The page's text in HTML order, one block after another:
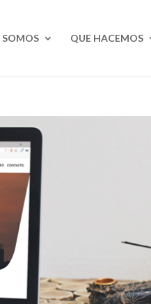
SOMOS QUE HACEMOS